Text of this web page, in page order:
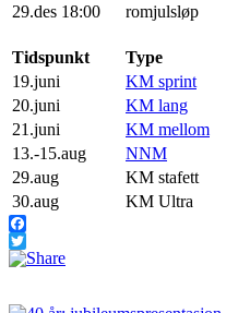
29.des 18:00
romjulsløp
Tidspunkt
Type
19.juni
KM sprint
20.juni
KM lang
21.juni
KM mellom
13.-15.aug
NNM
29.aug
KM stafett
30.aug
KM Ultra
Facebook
Twitter